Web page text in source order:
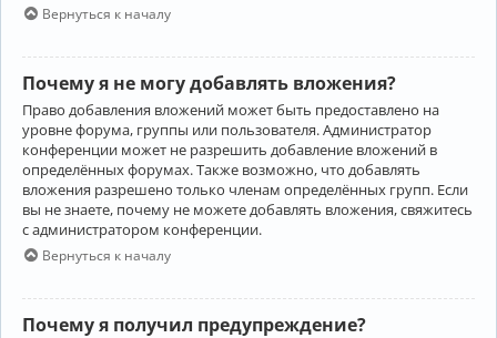
Вернуться к началу
Почему я не могу добавлять вложения?
Право добавления вложений может быть предоставлено на
уровне форума, группы или пользователя. Администратор
конференции может не разрешить добавление вложений в
определённых форумах. Также возможно, что добавлять
вложения разрешено только членам определённых групп. Если
вы не знаете, почему не можете добавлять вложения, свяжитесь
с администратором конференции.
Вернуться к началу
Почему я получил предупреждение?